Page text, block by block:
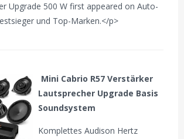
Upgrade 500 W first appeared on Auto-
und Top-Marken.</p>
Mini Cabrio R57 Verstärker
Lautsprecher Upgrade Basis
Soundsystem
Komplettes Audison Hertz